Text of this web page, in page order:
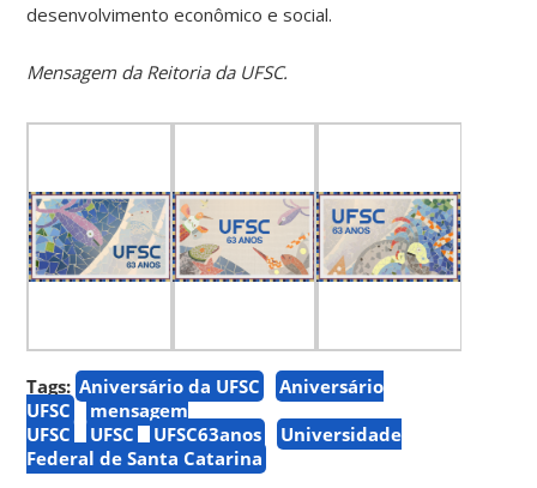
desenvolvimento econômico e social.
Mensagem da Reitoria da UFSC.
Tags: Aniversário da UFSC
Aniversário
UFSC
mensagem
UFSC
UFSC UFSC63anos
Universidade
Federal de Santa Catarina